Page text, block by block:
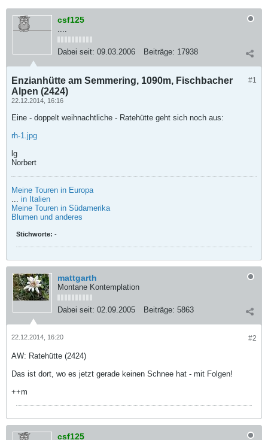
csf125
....
Dabei seit: 09.03.2006 Beiträge: 17938
#1
Enzianhütte am Semmering, 1090m, Fischbacher
Alpen (2424)
22.12.2014, 16:16
Eine - doppelt weihnachtliche - Ratehütte geht sich noch aus:
rh-1.jpg
lg
Norbert
Meine Touren in Europa
... in Italien
Meine Touren in Südamerika
Blumen und anderes
Stichworte: -
mattgarth
Montane Kontemplation
Dabei seit: 02.09.2005 Beiträge: 5863
#2
22.12.2014, 16:20
AW: Ratehütte (2424)
Das ist dort, wo es jetzt gerade keinen Schnee hat - mit Folgen!
++m
csf125